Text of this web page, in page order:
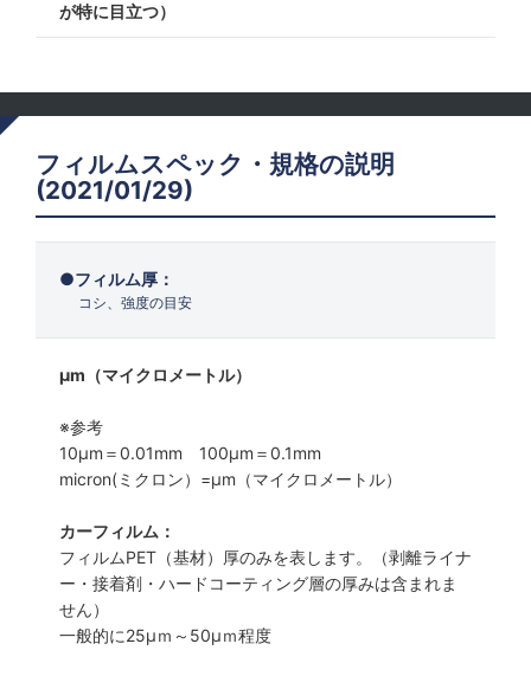
が特に目立つ）
フィルムスペック・規格の説明
(2021/01/29)
フィルム厚：
コシ、強度の目安
μm（マイクロメートル）
※参考
10μm＝0.01mm 100μm＝0.1mm
micron(ミクロン）=µm（マイクロメートル）
カーフィルム：
フィルムPET（基材）厚のみを表します。（剥離ライナ
ー・接着剤・ハードコーティング層の厚みは含まれま
せん）
一般的に25µｍ～50µｍ程度